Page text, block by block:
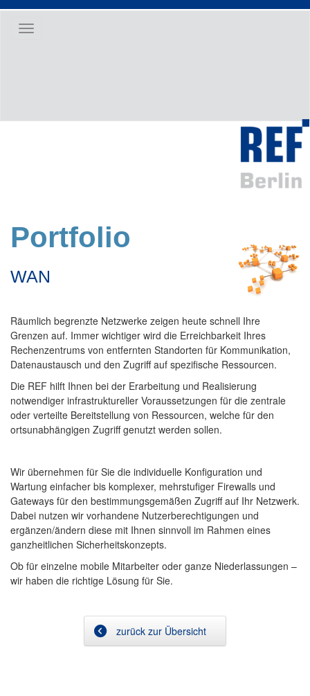
Toggle
Portfolio
WAN
Räumlich begrenzte Netzwerke zeigen heute schnell Ihre
Grenzen auf. Immer wichtiger wird die Erreichbarkeit Ihres
Rechenzentrums von entfernten Standorten für Kommunikation,
Datenaustausch und den Zugriff auf spezifische Ressourcen.
Die REF hilft Ihnen bei der Erarbeitung und Realisierung
notwendiger infrastruktureller Voraussetzungen für die zentrale
oder verteilte Bereitstellung von Ressourcen, welche für den
ortsunabhängigen Zugriff genutzt werden sollen.
Wir übernehmen für Sie die individuelle Konfiguration und
Wartung einfacher bis komplexer, mehrstufiger Firewalls und
Gateways für den bestimmungsgemäßen Zugriff auf Ihr Netzwerk.
Dabei nutzen wir vorhandene Nutzerberechtigungen und
ergänzen/ändern diese mit Ihnen sinnvoll im Rahmen eines
ganzheitlichen Sicherheitskonzepts.
Ob für einzelne mobile Mitarbeiter oder ganze Niederlassungen –
wir haben die richtige Lösung für Sie.
zurück zur Übersicht